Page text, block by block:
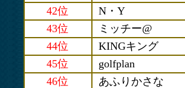
42位
N・Y
43位
ミッチー@
44位
KINGキング
45位
golfplan
46位
あふりかさな